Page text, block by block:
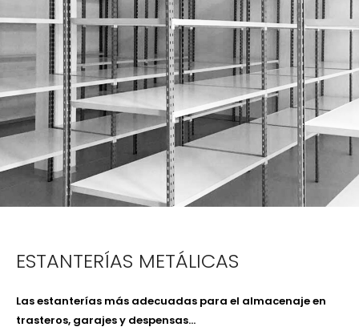
ESTANTERÍAS METÁLICAS
Las estanterías más adecuadas para el almacenaje en
trasteros, garajes y despensas…